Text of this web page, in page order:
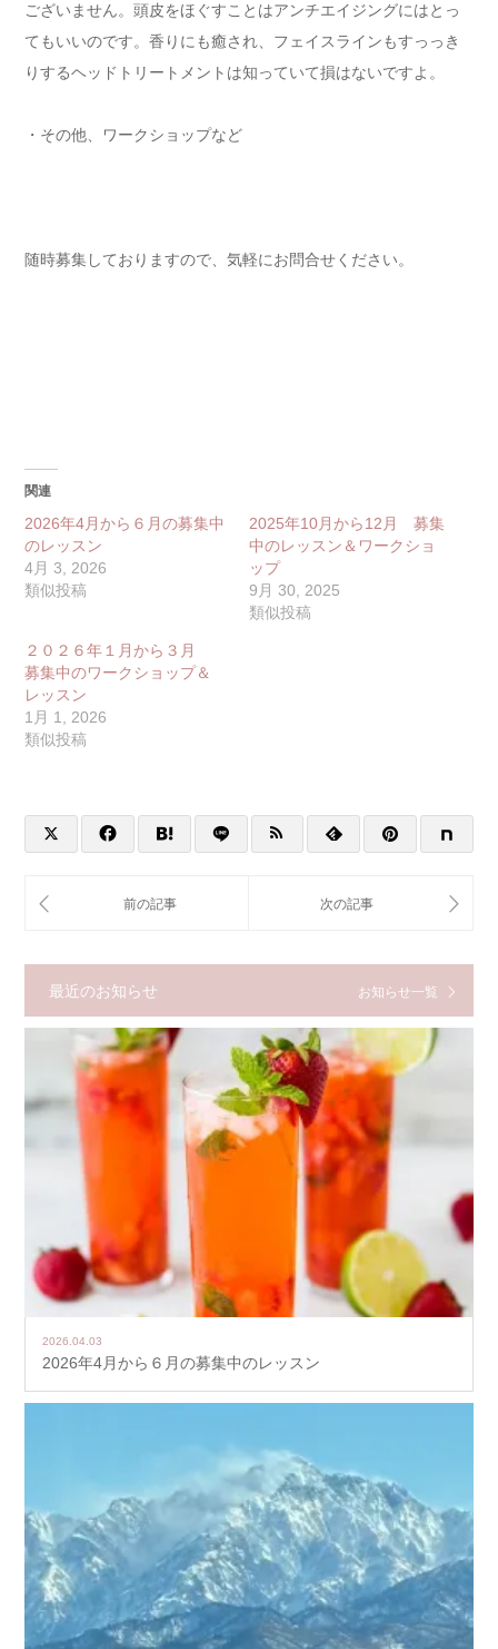
ございません。頭皮をほぐすことはアンチエイジングにはとっ
てもいいのです。香りにも癒され、フェイスラインもすっっき
りするヘッドトリートメントは知っていて損はないですよ。
・その他、ワークショップなど
随時募集しておりますので、気軽にお問合せください。
関連
2026年4月から６月の募集中
のレッスン
4月 3, 2026
類似投稿
2025年10月から12月 募集
中のレッスン＆ワークショ
ップ
9月 30, 2025
類似投稿
２０２６年１月から３月
募集中のワークショップ＆
レッスン
1月 1, 2026
類似投稿
最近のお知らせ お知らせ一覧
2026.04.03
2026年4月から６月の募集中のレッスン